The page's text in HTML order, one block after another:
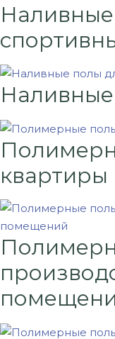
квартиры